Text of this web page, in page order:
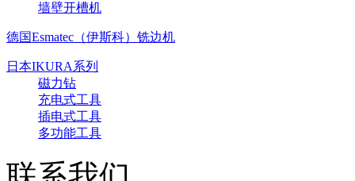
墙壁开槽机
德国Esmatec（伊斯科）铣边机
日本IKURA系列
磁力钻
充电式工具
插电式工具
多功能工具